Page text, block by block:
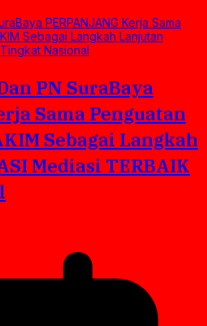
PN SuraBaya
Sama Penguatan
Sebagai Langkah
Mediasi TERBAIK